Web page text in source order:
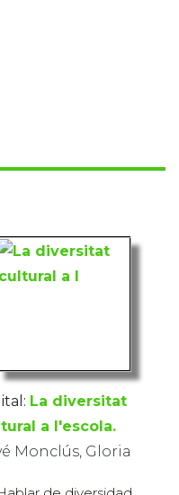
La diversitat
a l'escola.
Monclús, Gloria